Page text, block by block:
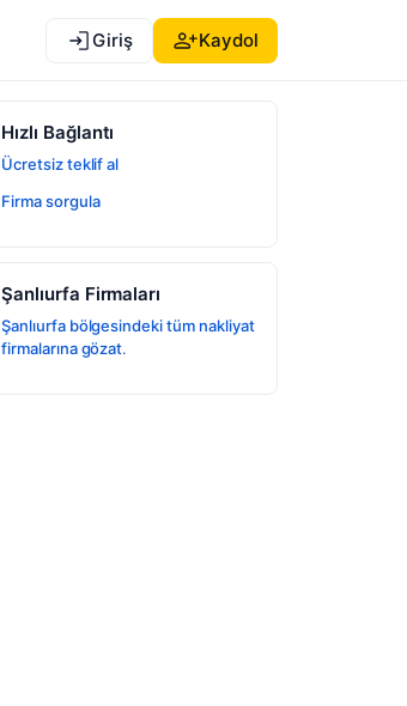
Giriş Kaydol
Hızlı Bağlantı
Ücretsiz teklif al
Firma sorgula
Şanlıurfa Firmaları
Şanlıurfa bölgesindeki tüm nakliyat
firmalarına gözat.